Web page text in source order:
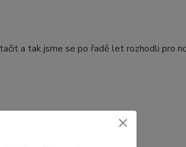
a tak jsme se po řadě let rozhodli pro